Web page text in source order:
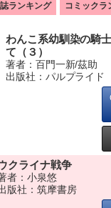
ランキング コミックラ
わんこ系幼馴染の騎
て（３）
著者：百門一新/茲助
出版社：パルプライド
クライナ戦争
者：小泉悠
版社：筑摩書房